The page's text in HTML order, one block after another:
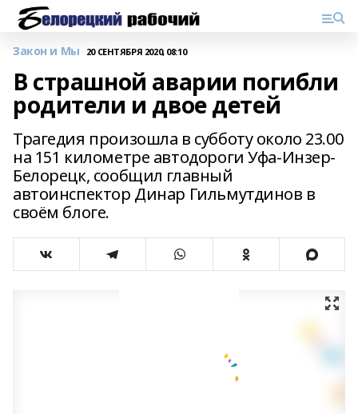
Закон и Мы 20 СЕНТЯБРЯ 2020, 08:10
В страшной аварии погибли
родители и двое детей
Трагедия произошла в субботу около 23.00
на 151 километре автодороги Уфа-Инзер-
Белорецк, сообщил главный
автоинспектор Динар Гильмутдинов в
своём блоге.